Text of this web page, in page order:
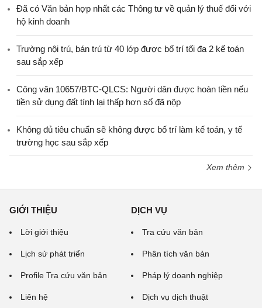
Đã có Văn bản hợp nhất các Thông tư về quản lý thuế đối với
hộ kinh doanh
Trường nội trú, bán trú từ 40 lớp được bố trí tối đa 2 kế toán
sau sắp xếp
Công văn 10657/BTC-QLCS: Người dân được hoàn tiền nếu
tiền sử dụng đất tính lại thấp hơn số đã nộp
Không đủ tiêu chuẩn sẽ không được bố trí làm kế toán, y tế
trường học sau sắp xếp
Xem thêm
GIỚI THIỆU
Lời giới thiệu
Lịch sử phát triển
Profile Tra cứu văn bản
Liên hệ
DỊCH VỤ
Tra cứu văn bản
Phân tích văn bản
Pháp lý doanh nghiệp
Dịch vụ dịch thuật